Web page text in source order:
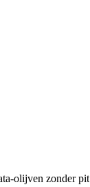
olijven zonder pit